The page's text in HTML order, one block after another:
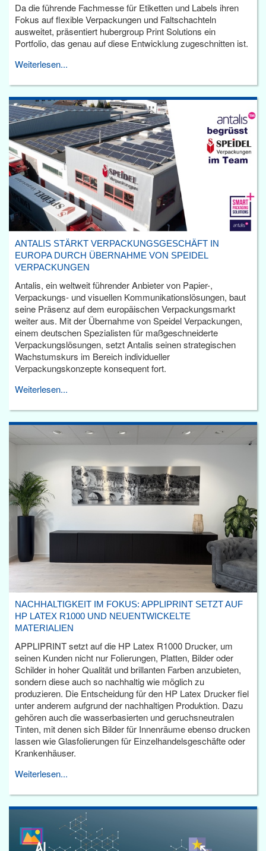
Da die führende Fachmesse für Etiketten und Labels ihren
Fokus auf flexible Verpackungen und Faltschachteln
ausweitet, präsentiert hubergroup Print Solutions ein
Portfolio, das genau auf diese Entwicklung zugeschnitten ist.
Weiterlesen...
ANTALIS STÄRKT VERPACKUNGSGESCHÄFT IN
EUROPA DURCH ÜBERNAHME VON SPEIDEL
VERPACKUNGEN
Antalis, ein weltweit führender Anbieter von Papier-,
Verpackungs- und visuellen Kommunikationslösungen, baut
seine Präsenz auf dem europäischen Verpackungsmarkt
weiter aus. Mit der Übernahme von Speidel Verpackungen,
einem deutschen Spezialisten für maßgeschneiderte
Verpackungslösungen, setzt Antalis seinen strategischen
Wachstumskurs im Bereich individueller
Verpackungskonzepte konsequent fort.
Weiterlesen...
NACHHALTIGKEIT IM FOKUS: APPLIPRINT SETZT AUF
HP LATEX R1000 UND NEUENTWICKELTE
MATERIALIEN
APPLIPRINT setzt auf die HP Latex R1000 Drucker, um
seinen Kunden nicht nur Folierungen, Platten, Bilder oder
Schilder in hoher Qualität und brillanten Farben anzubieten,
sondern diese auch so nachhaltig wie möglich zu
produzieren. Die Entscheidung für den HP Latex Drucker fiel
unter anderem aufgrund der nachhaltigen Produktion. Dazu
gehören auch die wasserbasierten und geruchsneutralen
Tinten, mit denen sich Bilder für Innenräume ebenso drucken
lassen wie Glasfolierungen für Einzelhandelsgeschäfte oder
Krankenhäuser.
Weiterlesen...